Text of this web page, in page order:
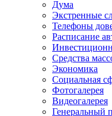
Дума
Экстренные
Телефоны
Расписание
Средства
Экономика
Социальная
Фотогалерея
Видеогалерея
Генеральный